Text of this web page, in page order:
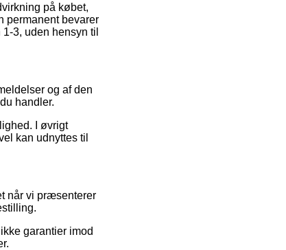
på købet,
permanent bevarer
3, uden hensyn til
og af den
handler.
I øvrigt
kan udnyttes til
når vi præsenterer
garantier imod